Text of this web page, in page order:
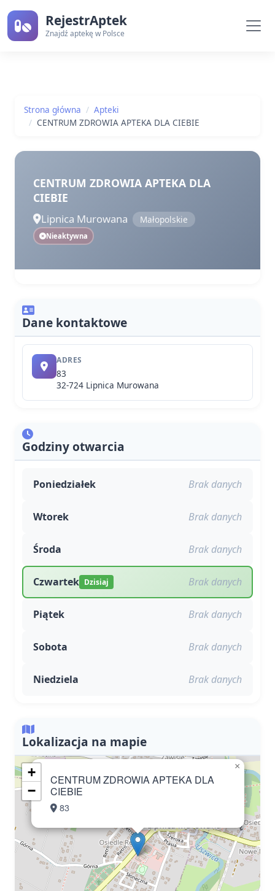
RejestrAptek
Znajdź aptekę w Polsce
Strona główna
Apteki
CENTRUM ZDROWIA APTEKA DLA CIEBIE
CENTRUM ZDROWIA APTEKA DLA
CIEBIE
Lipnica Murowana Małopolskie
Nieaktywna
Dane kontaktowe
ADRES
83
32-724 Lipnica Murowana
Godziny otwarcia
Poniedziałek Brak danych
Wtorek Brak danych
Środa Brak danych
Czwartek Dzisiaj Brak danych
Piątek Brak danych
Sobota Brak danych
Niedziela Brak danych
Lokalizacja na mapie
CENTRUM ZDROWIA APTEKA DLA
CIEBIE
83
×
+
−